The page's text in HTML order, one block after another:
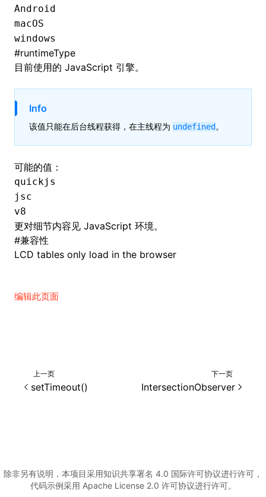
Android
macOS
windows
#runtimeType
目前使用的 JavaScript 引擎。
Info
该值只能在后台线程获得，在主线程为 undefined 。
可能的值：
quickjs
jsc
v8
更对细节内容见 JavaScript 环境。
#兼容性
LCD tables only load in the browser
编辑此页面
上一页
setTimeout()
下一页
IntersectionObserver
除非另有说明，本项目采用知识共享署名 4.0 国际许可协议进行许可，
代码示例采用 Apache License 2.0 许可协议进行许可。